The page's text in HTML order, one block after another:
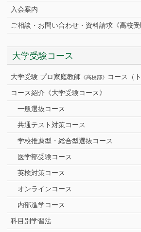
入会案内
ご相談・お問い合わせ・資料請求《高校受
大学受験コース
大学受験 プロ家庭教師 《高校部》 コース（ト
コース紹介《大学受験コース》
一般選抜コース
共通テスト対策コース
学校推薦型・総合型選抜コース
医学部受験コース
英検対策コース
オンラインコース
内部進学コース
科目別学習法